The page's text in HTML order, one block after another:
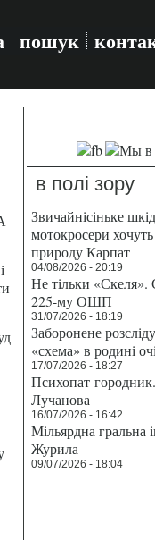
пошук
в полі зору
Звичайнісіньке
мотокросери
природу Карпат
04/08/2026 - 20:19
Не тільки «Скеля».
225-му ОШП
31/07/2026 - 18:19
Заборонене
«схема» в родині
17/07/2026 - 18:27
Психопат-
Лучанова
16/07/2026 - 16:42
Мільярдна гральна
Журила
09/07/2026 - 18:04